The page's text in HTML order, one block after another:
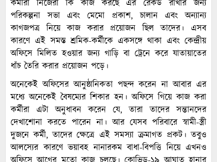
কর্মীরা নিজেরা কি কাজ করছে এর রেকর্ড রাখার জন্য
পরিকল্পনা সভা এবং মেমো প্রকাশ, চালান এবং অন্যান্য
কাগজপত্র নিয়ে কাজ করার প্রয়োজন ছিল তাদের। এসব
কারণে এই সমস্ত শ্রমিক-কর্মীকে একসঙ্গে থাকা এবং কেন্দ্রীয়
অফিসে মিলিত হওয়ার জন্য গাড়ি বা ট্রেনে করে যাতায়াতের
ধাঁচ তৈরি করার প্রয়োজন পড়ে।
অনেকেই অফিসের আনুষ্ঠানিকতা পছন্দ করেন না আবার এর
মধ্যে অনেকেই বৈষম্যের শিকার হন। অফিসে গিয়ে কাজ করা
কর্মীরা এটা অনুধাবন করেন যে, তারা তাদের সন্তানদের
দেখাশোনা করতে পারেন না। আর যেসব পরিবারে স্বামী-স্ত্রী
দুজনে কর্মী, তাদের ক্ষেত্রে এই সমস্যা ক্রমাগত প্রকট। তবুও
আলস্যের কারণে ভয়াবহ নানারকম বাধা-বিপত্তি নিয়ে এখনও